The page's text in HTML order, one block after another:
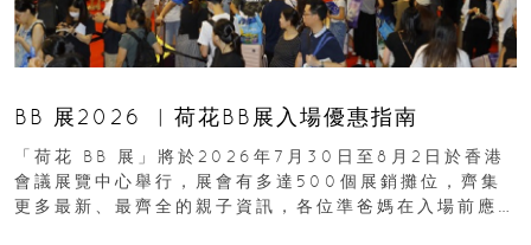
BB 展2026 ︳荷花BB展入場優惠指南
「荷花 BB 展」將於2026年7月30日至8月2日於香港
會議展覽中心舉行，展會有多達500個展銷攤位，齊集
更多最新、最齊全的親子資訊，各位準爸媽在入場前應